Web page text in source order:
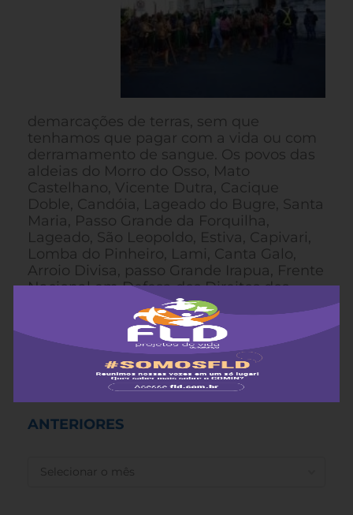
demarcações de terras, sem que
tenhamos que pagar com a vida ou com
derramamento de sangue. Os povos das
aldeias do Morro do Osso, Mato
Castelhano, Vicente Dutra, Cacique
Doble, Candóia, Lageado do Bugre, Santa
Maria, Passo Grande da Forquilha,
Lageado, São Leopoldo, Estiva, Capivari,
Lomba do Pinheiro, Lami, Canta Galo,
Arroio Divisa, passo Grande Irapua, Frente
Nacional em Defesa dos Direitos dos
Territórios Quilombolas, Quilombo dos
Silva/RS, Quilombo Fidelix/RS, Quilombo
dos Alpes/RS e Quilombo de Candiota/RS
ANTERIORES